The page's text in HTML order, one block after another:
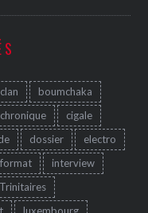
boumchaka
chronique
cigale
dossier
electro
interview